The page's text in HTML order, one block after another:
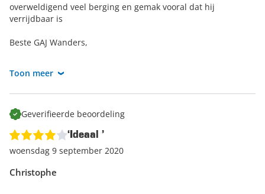
overweldigend veel berging en gemak vooral dat hij
verrijdbaar is
Beste GAJ Wanders,
Toon meer
Geverifieerde beoordeling
Christophe
‘Ideaal ’
woensdag 9 september 2020